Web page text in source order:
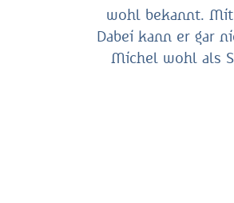
wohl bekannt. Mit
Dabei kann er gar
Michel wohl als